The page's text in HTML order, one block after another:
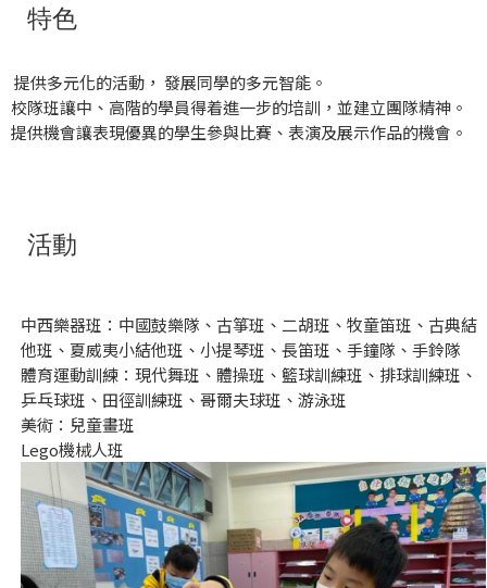
特色
提供多元化的活動， 發展同學的多元智能。
校隊班讓中、高階的學員得着進一步的培訓，並建立團隊精神。
提供機會讓表現優異的學生參與比賽、表演及展示作品的機會。
活動
中西樂器班：中國鼓樂隊、古箏班、二胡班、牧童笛班、古典結
他班、夏威夷小結他班、小提琴班、長笛班、手鐘隊、手鈴隊
體育運動訓練：現代舞班、體操班、籃球訓練班、排球訓練班、
乒乓球班、田徑訓練班、哥爾夫球班、游泳班
美術：兒童畫班
Lego機械人班